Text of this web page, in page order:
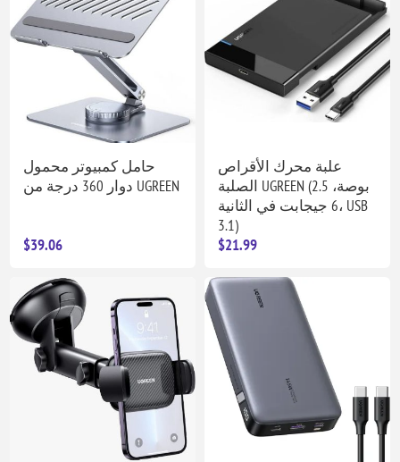
حامل كمبيوتر محمول
دوار 360 درجة من UGREEN
$39.06
علبة محرك الأقراص
الصلبة UGREEN (2.5 بوصة،
6 جيجابت في الثانية، USB
3.1)
$21.99